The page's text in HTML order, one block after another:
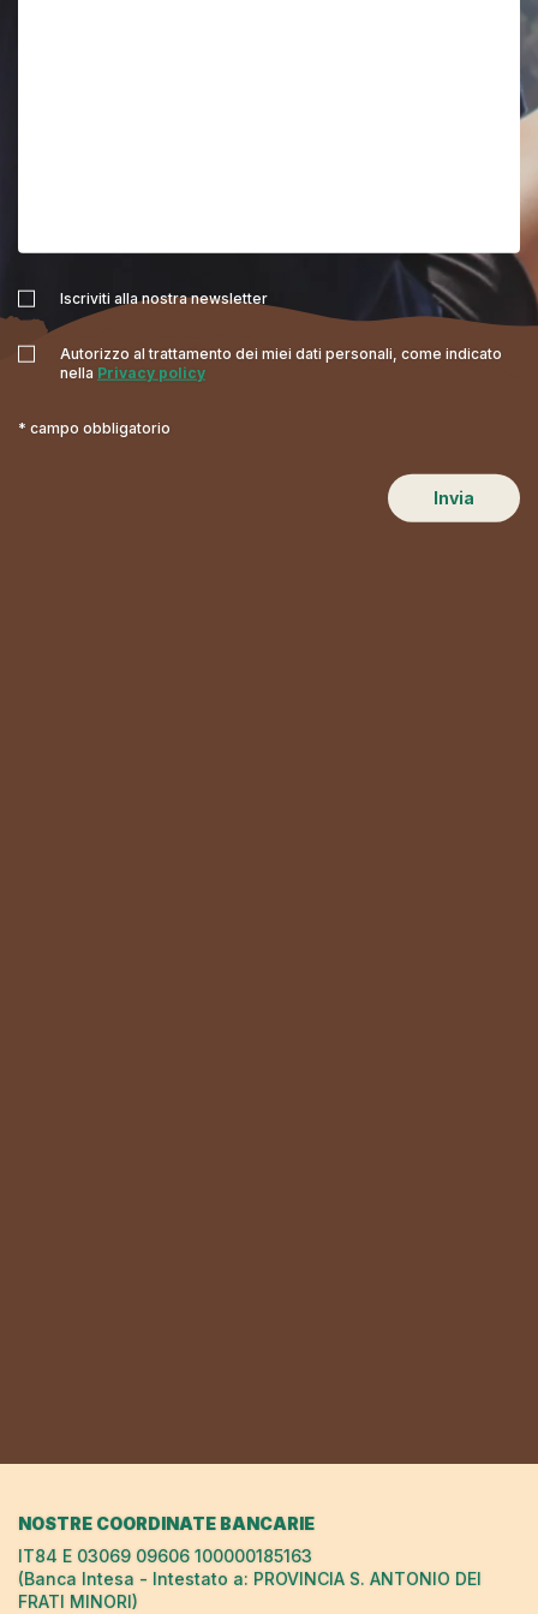
Iscriviti alla nostra newsletter
Autorizzo al trattamento dei miei dati personali, come indicato
nella Privacy policy
* campo obbligatorio
Invia
NOSTRE COORDINATE BANCARIE
IT84 E 03069 09606 100000185163
(Banca Intesa - Intestato a: PROVINCIA S. ANTONIO DEI
FRATI MINORI)